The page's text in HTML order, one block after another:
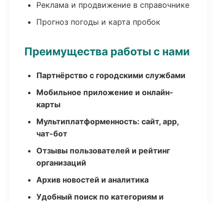
Реклама и продвижение в справочнике
Прогноз погоды и карта пробок
Преимущества работы с нами
Партнёрство с городскими службами
Мобильное приложение и онлайн-
карты
Мультиплатформенность: сайт, app,
чат-бот
Отзывы пользователей и рейтинг
организаций
Архив новостей и аналитика
Удобный поиск по категориям и